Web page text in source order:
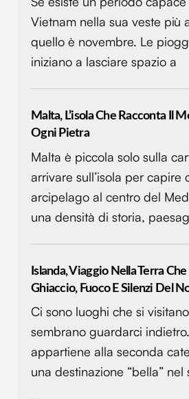
analizzare il nostro traffico.
informazioni sul modo in cui utilizzi
nostri partner che si occupano di
pubblicità e social media, i quali
con altre informazioni che hai
raccolto dal tuo utilizzo dei loro
Vietnam nella sua veste più
quello è novembre. Le
iniziano a lasciare spazio a
Malta, L’isola Che Racconta Il
Ogni Pietra
Malta è piccola solo sulla
arrivare sull’isola per capire
arcipelago al centro del
una densità di storia,
Islanda, Viaggio Nella Terra
Ghiaccio, Fuoco E Silenzi Del
Ci sono luoghi che si
sembrano guardarci indietro.
appartiene alla seconda
una destinazione “bella” nel